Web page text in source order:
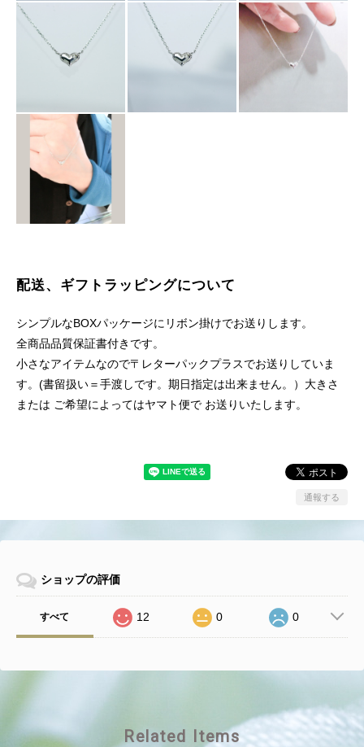
配送、ギフトラッピングについて
シンプルなBOXパッケージにリボン掛けでお送りします。
全商品品質保証書付きです。
小さなアイテムなので〒レターパックプラスでお送りしていま
す。(書留扱い＝手渡しです。期日指定は出来ません。）大きさ
または ご希望によってはヤマト便で お送りいたします。
通報する
ショップの評価
すべて 12 0 0
Related Items